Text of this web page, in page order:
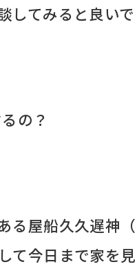
てみると良いで
の？
る屋船久久遅神
て今日まで家を